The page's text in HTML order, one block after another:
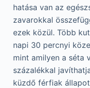
hatása van az
zavarokkal
ezek közül. Több
napi 30 percnyi
mint amilyen a séta
százalékkal
küzdő férfiak